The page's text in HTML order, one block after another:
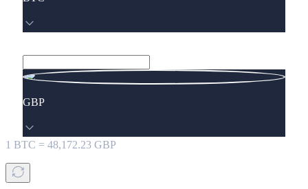
GBP
1 BTC = 48,172.23 GBP